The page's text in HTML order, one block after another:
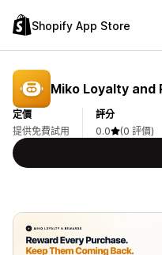
Shopify App Store
Miko Loyalty and
定價
提供免費試用
評分
0.0
(0 評價)